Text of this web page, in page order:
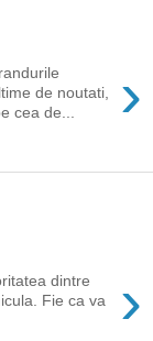
›
de noutati,
cea de...
›
dintre
Fie ca va